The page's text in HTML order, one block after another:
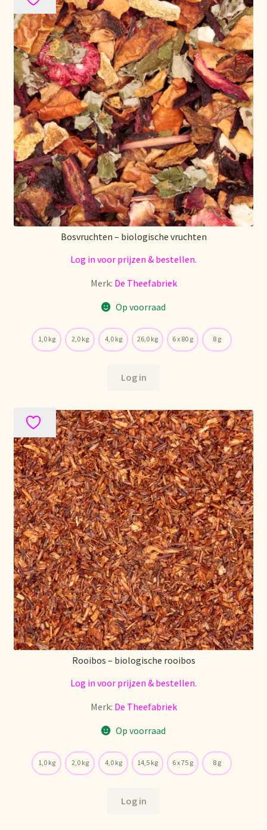
Our vision on tea
Over ons
Pagos y descuentos
Paiement et réductions
Payment and discounts
Pedidos y plazos de entrega
Personal Branding
Politique tarifaire
Prijsbeleid
Privacy statement
Privacyverklaring
Product range
Questions relatives aux stocks
Retouren en garantie
Retours et garantie
Returns and warranty
Rücksendungen und Garantie
Seguridad alimentaria
Bosvruchten – biologische vruchten
Log in voor prijzen & bestellen.
Merk: De Theefabriek
Op voorraad
1,0 kg 2,0 kg 4,0 kg 26,0 kg 6 x 80 g 8 g
Log in
Rooibos – biologische rooibos
Log in voor prijzen & bestellen.
Merk: De Theefabriek
Op voorraad
1,0 kg 2,0 kg 4,0 kg 14,5 kg 6 x 75 g 8 g
Log in